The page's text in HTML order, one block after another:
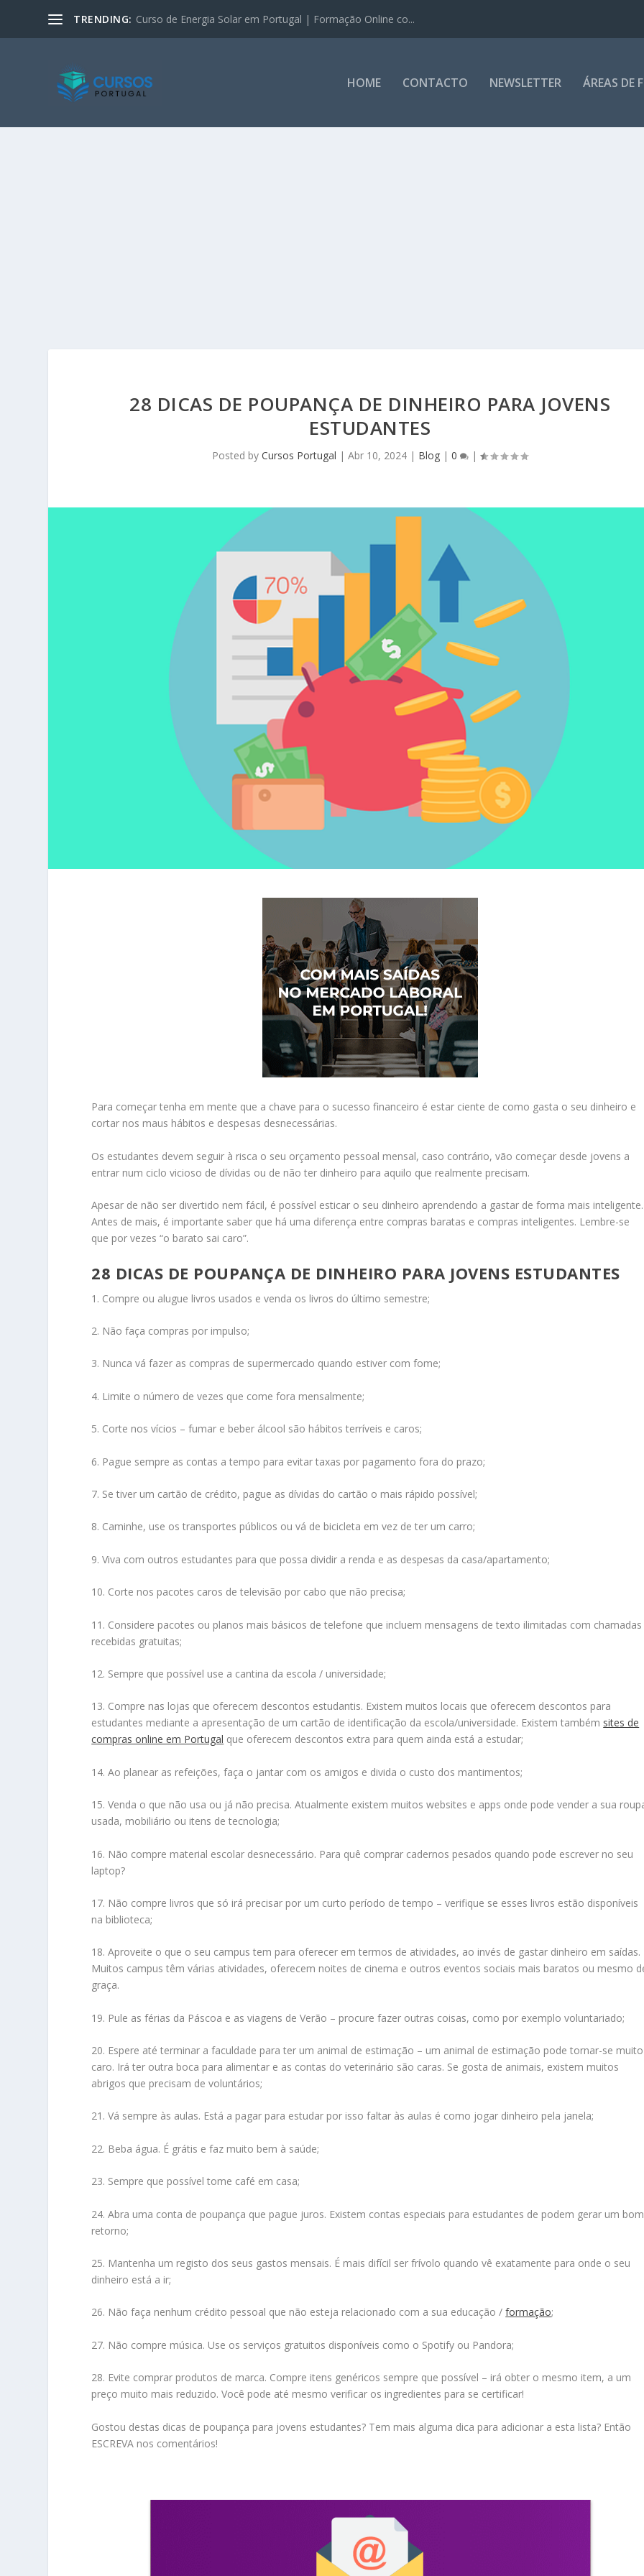
TRENDING: Curso de Energia Solar em Portugal | Formação Online co...
HOME CONTACTO NEWSLETTER ÁREAS DE
28 DICAS DE POUPANÇA DE DINHEIRO PARA JOVENS
ESTUDANTES
Posted byCursos Portugal |Abr 10, 2024 | Blog |0 |
Para começar tenha em mente que a chave para o sucesso financeiro é estar ciente de como gasta o seu dinheiro e
cortar nos maus hábitos e despesas desnecessárias.
Os estudantes devem seguir à risca o seu orçamento pessoal mensal, caso contrário, vão começar desde jovens a
entrar num ciclo vicioso de dívidas ou de não ter dinheiro para aquilo que realmente precisam.
Apesar de não ser divertido nem fácil, é possível esticar o seu dinheiro aprendendo a gastar de forma mais inteligente.
Antes de mais, é importante saber que há uma diferença entre compras baratas e compras inteligentes. Lembre-se
que por vezes “o barato sai caro”.
28 DICAS DE POUPANÇA DE DINHEIRO PARA JOVENS ESTUDANTES
1. Compre ou alugue livros usados e venda os livros do último semestre;
2. Não faça compras por impulso;
3. Nunca vá fazer as compras de supermercado quando estiver com fome;
4. Limite o número de vezes que come fora mensalmente;
5. Corte nos vícios – fumar e beber álcool são hábitos terríveis e caros;
6. Pague sempre as contas a tempo para evitar taxas por pagamento fora do prazo;
7. Se tiver um cartão de crédito, pague as dívidas do cartão o mais rápido possível;
8. Caminhe, use os transportes públicos ou vá de bicicleta em vez de ter um carro;
9. Viva com outros estudantes para que possa dividir a renda e as despesas da casa/apartamento;
10. Corte nos pacotes caros de televisão por cabo que não precisa;
11. Considere pacotes ou planos mais básicos de telefone que incluem mensagens de texto ilimitadas com chamadas
recebidas gratuitas;
12. Sempre que possível use a cantina da escola / universidade;
13. Compre nas lojas que oferecem descontos estudantis. Existem muitos locais que oferecem descontos para
estudantes mediante a apresentação de um cartão de identificação da escola/universidade. Existem também sites de
compras online em Portugal que oferecem descontos extra para quem ainda está a estudar;
14. Ao planear as refeições, faça o jantar com os amigos e divida o custo dos mantimentos;
15. Venda o que não usa ou já não precisa. Atualmente existem muitos websites e apps onde pode vender a sua
usada, mobiliário ou itens de tecnologia;
16. Não compre material escolar desnecessário. Para quê comprar cadernos pesados quando pode escrever no seu
laptop?
17. Não compre livros que só irá precisar por um curto período de tempo – verifique se esses livros estão disponíveis
na biblioteca;
18. Aproveite o que o seu campus tem para oferecer em termos de atividades, ao invés de gastar dinheiro em saídas.
Muitos campus têm várias atividades, oferecem noites de cinema e outros eventos sociais mais baratos ou mesmo
graça.
19. Pule as férias da Páscoa e as viagens de Verão – procure fazer outras coisas, como por exemplo voluntariado;
20. Espere até terminar a faculdade para ter um animal de estimação – um animal de estimação pode tornar-se muito
caro. Irá ter outra boca para alimentar e as contas do veterinário são caras. Se gosta de animais, existem muitos
abrigos que precisam de voluntários;
21. Vá sempre às aulas. Está a pagar para estudar por isso faltar às aulas é como jogar dinheiro pela janela;
22. Beba água. É grátis e faz muito bem à saúde;
23. Sempre que possível tome café em casa;
24. Abra uma conta de poupança que pague juros. Existem contas especiais para estudantes de podem gerar um bom
retorno;
25. Mantenha um registo dos seus gastos mensais. É mais difícil ser frívolo quando vê exatamente para onde o seu
dinheiro está a ir;
26. Não faça nenhum crédito pessoal que não esteja relacionado com a sua educação /formação;
27. Não compre música. Use os serviços gratuitos disponíveis como o Spotify ou Pandora;
28. Evite comprar produtos de marca. Compre itens genéricos sempre que possível – irá obter o mesmo item, a um
preço muito mais reduzido. Você pode até mesmo verificar os ingredientes para se certificar!
Gostou destas dicas de poupança para jovens estudantes? Tem mais alguma dica para adicionar a esta lista? Então
ESCREVA nos comentários!